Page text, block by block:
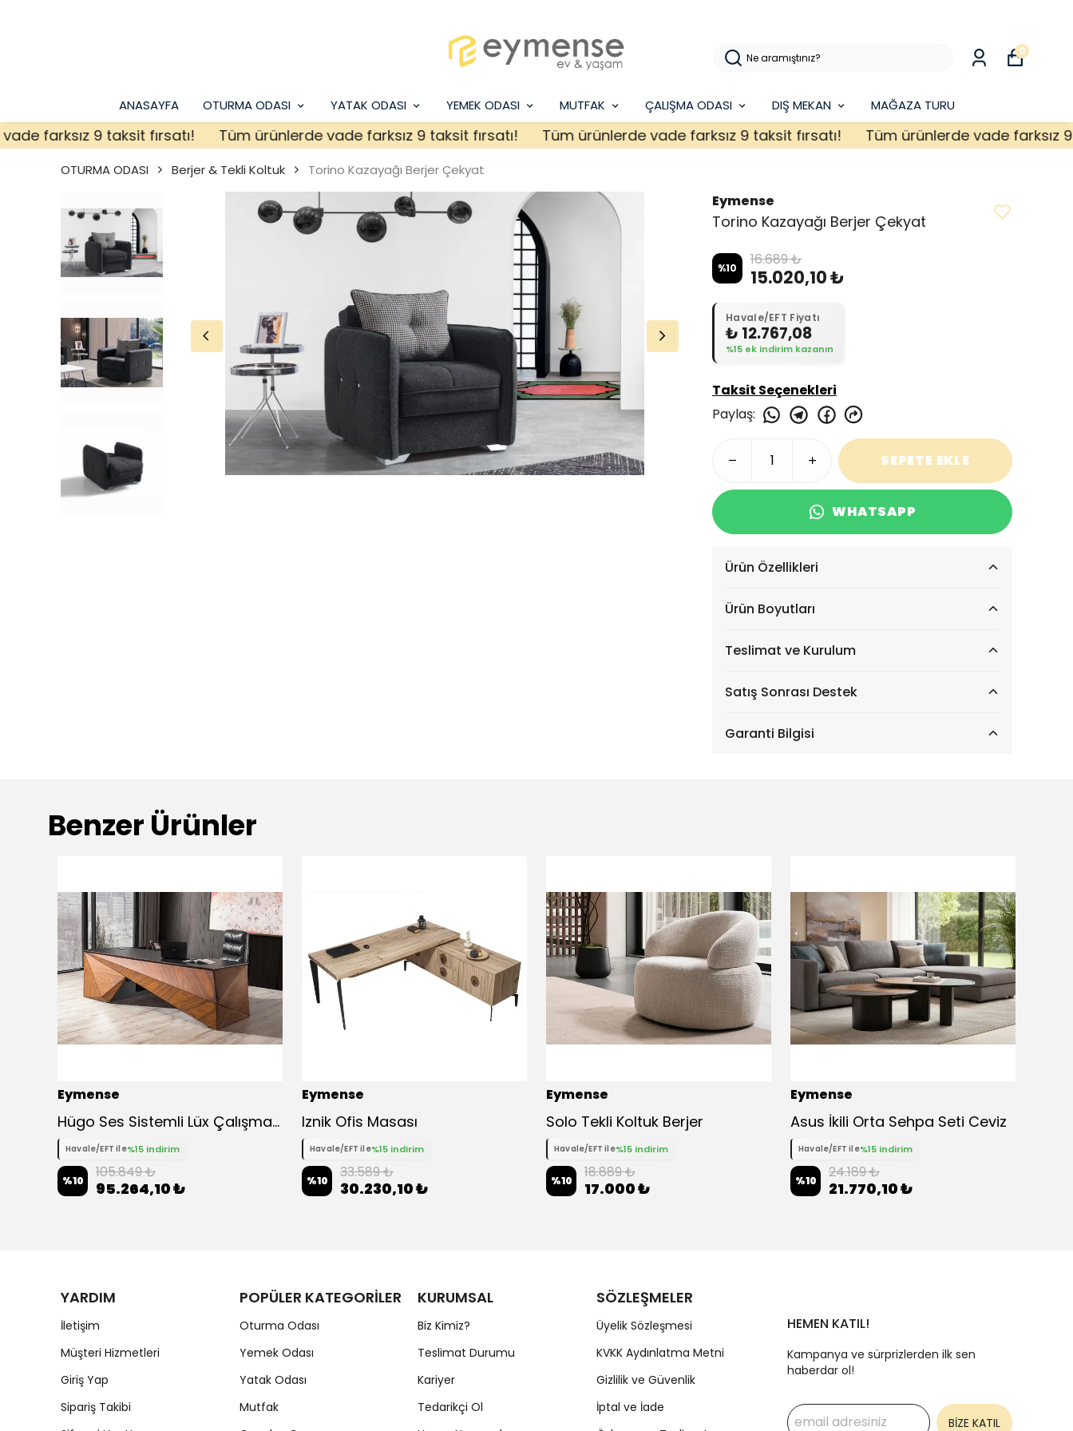
ANASAYFA OTURMA ODASI YATAK ODASI YEMEK ODASI MUTFAK ÇALIŞMA ODASI DIŞ MEKAN MAĞAZA TURU
0
farksız 9 taksit fırsatı! Tüm ürünlerde vade farksız 9 taksit fırsatı! Tüm ürünlerde vade farksız 9 taksit fırsatı! Tüm ürünlerde vade farksız 9
OTURMA ODASI Berjer & Tekli Koltuk Torino Kazayağı Berjer Çekyat
Eymense
Torino Kazayağı Berjer Çekyat
%10 16.689 ₺
15.020,10 ₺
Havale/EFT Fiyatı
₺ 12.767,08
%15 ek indirim kazanın
Taksit Seçenekleri
Paylaş:
SEPETE EKLE
WHATSAPP
Ürün Özellikleri
Ürün Boyutları
Teslimat ve Kurulum
Satış Sonrası Destek
Garanti Bilgisi
Benzer Ürünler
Eymense
Hügo Ses Sistemli Lüx Çalışma Ofis Masası
Havale/EFT ile%15 indirim
%10 105.849 ₺
95.264,10 ₺
Eymense
Iznik Ofis Masası
Havale/EFT ile%15 indirim
%10 33.589 ₺
30.230,10 ₺
Eymense
Solo Tekli Koltuk Berjer
Havale/EFT ile%15 indirim
%10 18.889 ₺
17.000 ₺
Eymense
Asus İkili Orta Sehpa Seti Ceviz
Havale/EFT ile%15 indirim
%10 24.189 ₺
21.770,10 ₺
YARDIM
İletişim
Müşteri Hizmetleri
Giriş Yap
Sipariş Takibi
POPÜLER KATEGORİLER
Oturma Odası
Yemek Odası
Yatak Odası
Mutfak
KURUMSAL
Biz Kimiz?
Teslimat Durumu
Kariyer
Tedarikçi Ol
SÖZLEŞMELER
Üyelik Sözleşmesi
KVKK Aydınlatma Metni
Gizlilik ve Güvenlik
İptal ve İade
HEMEN KATIL!
Kampanya ve sürprizlerden ilk sen
haberdar ol!
BİZE KATIL